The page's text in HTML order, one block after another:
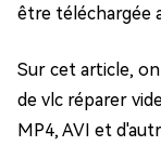
être téléchargée
Sur cet article,
de vlc réparer
MP4, AVI et